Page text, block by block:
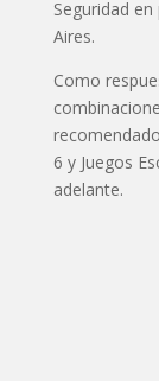
Seguridad
Aires.
Como
6 y Juegos
adelante.